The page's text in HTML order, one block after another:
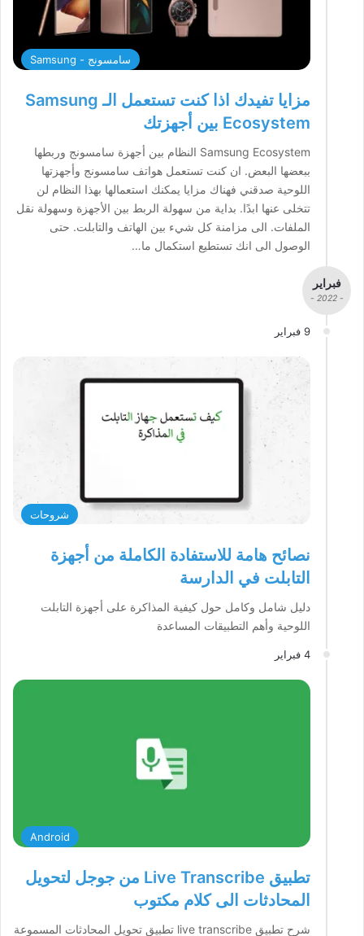
سامسونج - Samsung
مزايا تفيدك اذا كنت تستعمل الـ Samsung
Ecosystem بين أجهزتك
Samsung Ecosystem النظام بين أجهزة سامسونج وربطها
ببعضها البعض. ان كنت تستعمل هواتف سامسونج وأجهزتها
اللوحية صدقني فهناك مزايا يمكنك استعمالها بهذا النظام لن
تتخلى عنها ابدًا. بداية من سهولة الربط بين الأجهزة وسهولة نقل
الملفات. الى مزامنة كل شيء بين الهاتف والتابلت. حتى
الوصول الى انك تستطيع استكمال ما…
فبراير
- 2022 -
9 فبراير
شروحات
نصائح هامة للاستفادة الكاملة من أجهزة
التابلت في الدارسة
دليل شامل وكامل حول كيفية المذاكرة على أجهزة التابلت
اللوحية وأهم التطبيقات المساعدة
4 فبراير
Android
تطبيق Live Transcribe من جوجل لتحويل
المحادثات الى كلام مكتوب
شرح تطبيق live transcribe تطبيق تحويل المحادثات المسموعة